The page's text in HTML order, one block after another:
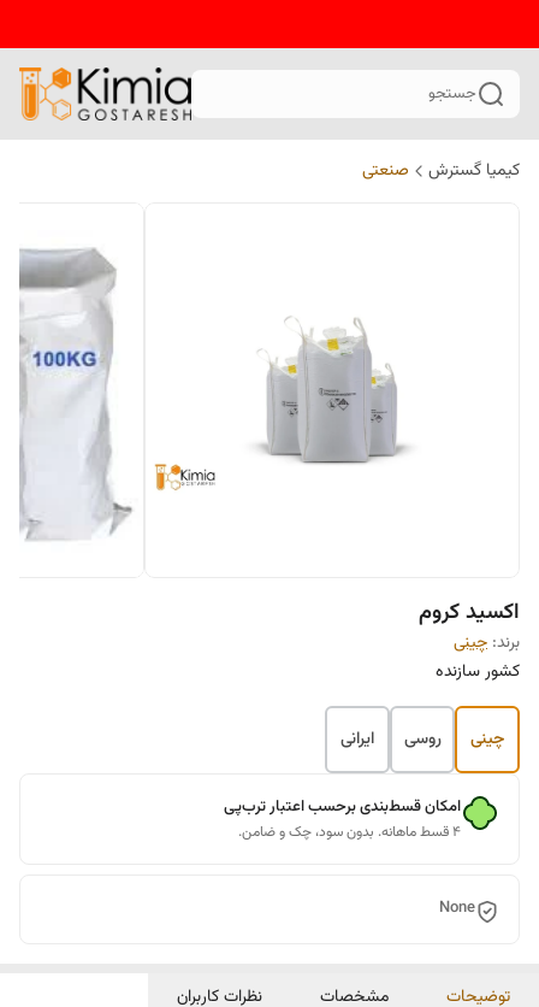
جستجو
کیمیا گسترش صنعتی
اکسید کروم
برند: چینی
کشور سازنده
چینی روسی ایرانی
امکان قسط‌بندی برحسب اعتبار ترب‌پی
۴ قسط ماهانه. بدون سود، چک و ضامن.
None
توضیحات مشخصات نظرات کاربران